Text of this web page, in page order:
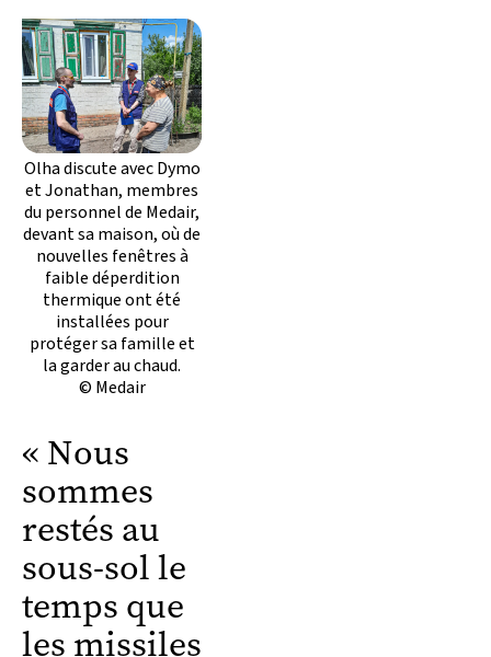
Olha discute avec Dymo
et Jonathan, membres
du personnel de Medair,
devant sa maison, où de
nouvelles fenêtres à
faible déperdition
thermique ont été
installées pour
protéger sa famille et
la garder au chaud.
© Medair
« Nous
sommes
restés au
sous-sol le
temps que
les missiles